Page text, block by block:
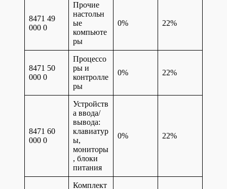
8471 49
000 0
Прочие
настольн
ые
компьюте
ры
0% 22%
8471 50
000 0
Процессо
ры и
контролле
ры
0% 22%
8471 60
000 0
Устройств
а ввода/
вывода:
клавиатур
ы,
мониторы
, блоки
питания
0% 22%
Комплект